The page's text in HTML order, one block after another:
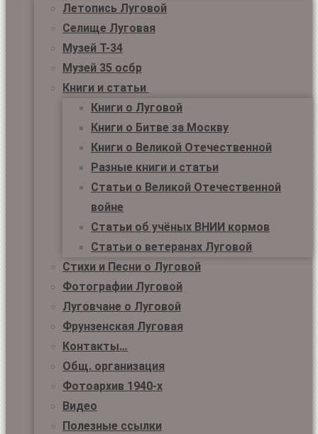
Летопись Луговой
Селище Луговая
Музей Т-34
Музей 35 осбр
Книги и статьи
Книги о Луговой
Книги о Битве за Москву
Книги о Великой Отечественной
Разные книги и статьи
Статьи о Великой Отечественной
войне
Статьи об учёных ВНИИ кормов
Статьи о ветеранах Луговой
Стихи и Песни о Луговой
Фотографии Луговой
Луговчане о Луговой
Фрунзенская Луговая
Контакты…
Общ. организация
Фотоархив 1940-х
Видео
Полезные ссылки